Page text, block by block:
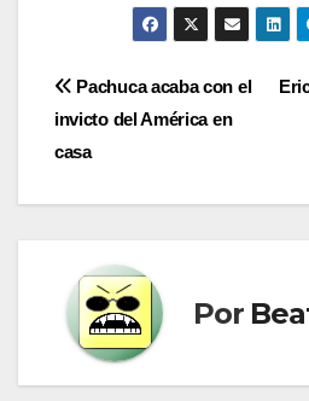
Navegación
de
entradas
Pachuca acaba con el
invicto del América en
casa
Por